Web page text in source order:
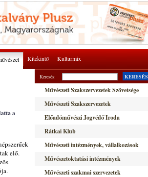
Kitekintő Kulturmix
a
elő.
Keresés: KERESÉS
Művészeti Szakszervezetek Szövetsége
Művészeti Szakszervezetek
Előadóművészi Jogvédő Iroda
Rátkai Klub
Művészeti intézmények, vállalkozások
Művészetoktatási intézmények
Művészeti szakmai szervezetek